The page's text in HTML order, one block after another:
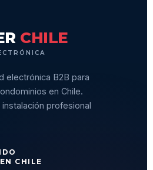
CHILE
electrónica B2B para
en Chile.
profesional
CHILE